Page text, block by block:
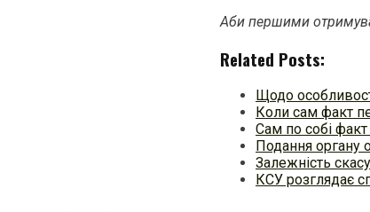
Аби першими
Related Posts:
Щодо
Коли сам факт
Сам по собі
Подання органу
Залежність
КСУ розглядає